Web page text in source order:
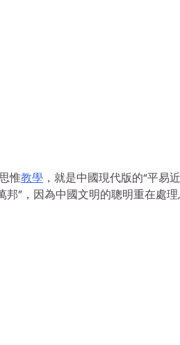
惟教學 ，就是中國現代版的“平易近
邦”，因為中國文明的聰明重在處